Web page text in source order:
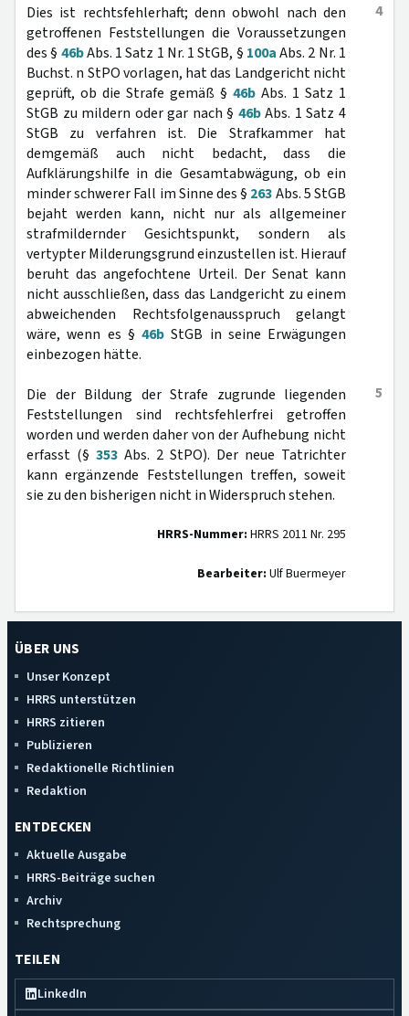
4
Dies ist rechtsfehlerhaft; denn obwohl nach den
getroffenen Feststellungen die Voraussetzungen
des § 46bAbs. 1 Satz 1 Nr. 1 StGB, § 100aAbs. 2 Nr. 1
Buchst. n StPO vorlagen, hat das Landgericht nicht
geprüft, ob die Strafe gemäß § 46b Abs. 1 Satz 1
StGB zu mildern oder gar nach § 46bAbs. 1 Satz 4
StGB zu verfahren ist. Die Strafkammer hat
demgemäß auch nicht bedacht, dass die
Aufklärungshilfe in die Gesamtabwägung, ob ein
minder schwerer Fall im Sinne des § 263Abs. 5 StGB
bejaht werden kann, nicht nur als allgemeiner
strafmildernder Gesichtspunkt, sondern als
vertypter Milderungsgrund einzustellen ist. Hierauf
beruht das angefochtene Urteil. Der Senat kann
nicht ausschließen, dass das Landgericht zu einem
abweichenden Rechtsfolgenausspruch gelangt
wäre, wenn es § 46b StGB in seine Erwägungen
einbezogen hätte.
5
Die der Bildung der Strafe zugrunde liegenden
Feststellungen sind rechtsfehlerfrei getroffen
worden und werden daher von der Aufhebung nicht
erfasst (§ 353 Abs. 2 StPO). Der neue Tatrichter
kann ergänzende Feststellungen treffen, soweit
sie zu den bisherigen nicht in Widerspruch stehen.
HRRS-Nummer: HRRS 2011 Nr. 295
Bearbeiter: Ulf Buermeyer
ÜBER UNS
Unser Konzept
HRRS unterstützen
HRRS zitieren
Publizieren
Redaktionelle Richtlinien
Redaktion
ENTDECKEN
Aktuelle Ausgabe
HRRS-Beiträge suchen
Archiv
Rechtsprechung
TEILEN
LinkedIn